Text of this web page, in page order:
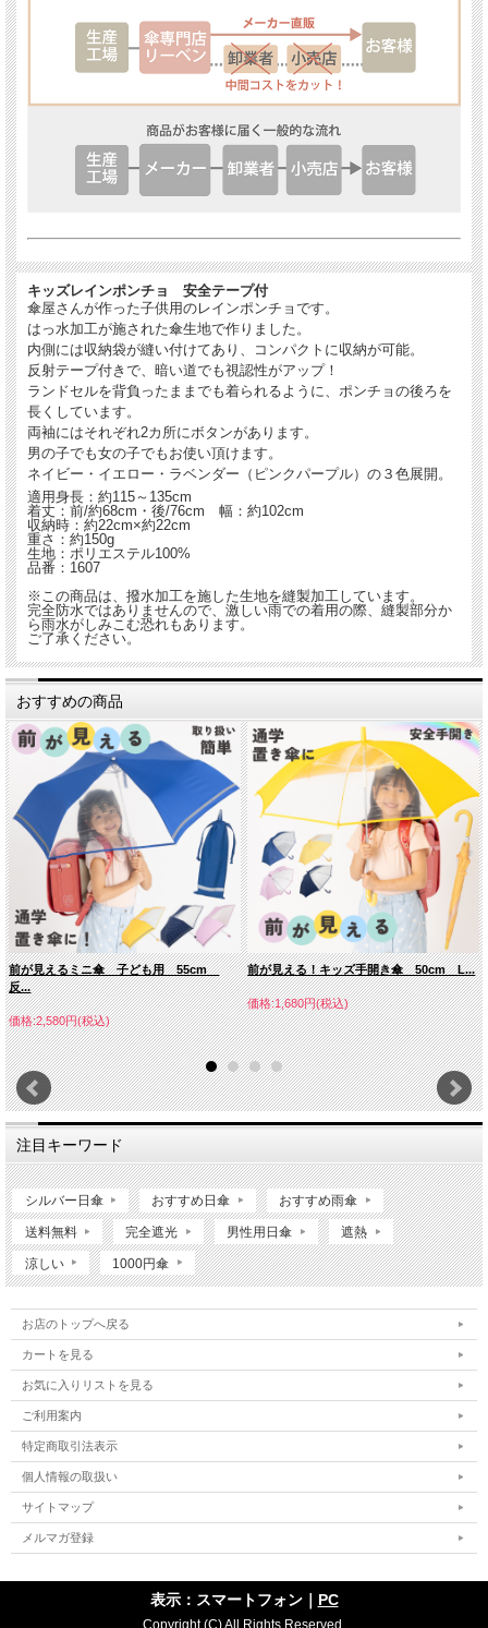
キッズレインポンチョ 安全テープ付
傘屋さんが作った子供用のレインポンチョです。
はっ水加工が施された傘生地で作りました。
内側には収納袋が縫い付けてあり、コンパクトに収納が可能。
反射テープ付きで、暗い道でも視認性がアップ！
ランドセルを背負ったままでも着られるように、ポンチョの後ろを
長くしています。
両袖にはそれぞれ2カ所にボタンがあります。
男の子でも女の子でもお使い頂けます。
ネイビー・イエロー・ラベンダー（ピンクパープル）の３色展開。
適用身長：約115～135cm
着丈：前/約68cm・後/76cm 幅：約102cm
収納時：約22cm×約22cm
重さ：約150g
生地：ポリエステル100%
品番：1607
※この商品は、撥水加工を施した生地を縫製加工しています。
完全防水ではありませんので、激しい雨での着用の際、縫製部分か
ら雨水がしみこむ恐れもあります。
ご了承ください。
おすすめの商品
前が見えるミニ傘 子ども用 55cm
反...
価格:2,580円(税込)
前が見える！キッズ手開き傘 50cm L...
価格:1,680円(税込)
注目キーワード
シルバー日傘 おすすめ日傘 おすすめ雨傘
送料無料 完全遮光 男性用日傘 遮熱
涼しい 1000円傘
お店のトップへ戻る
カートを見る
お気に入りリストを見る
ご利用案内
特定商取引法表示
個人情報の取扱い
サイトマップ
メルマガ登録
表示：スマートフォン｜ PC
Copyright (C) All Rights Reserved.